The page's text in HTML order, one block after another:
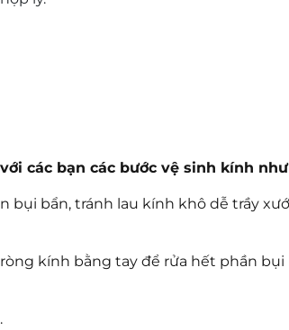
các bạn các bước vệ sinh kính
bẩn, tránh lau kính khô dễ trầy
kính bằng tay để rửa hết phần